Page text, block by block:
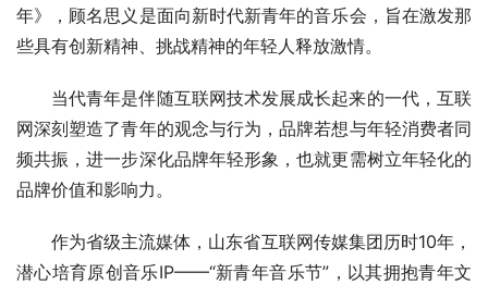
年》，顾名思义是面向新时代新青年的音乐会，旨在激发那
些具有创新精神、挑战精神的年轻人释放激情。
当代青年是伴随互联网技术发展成长起来的一代，互联
网深刻塑造了青年的观念与行为，品牌若想与年轻消费者同
频共振，进一步深化品牌年轻形象，也就更需树立年轻化的
品牌价值和影响力。
作为省级主流媒体，山东省互联网传媒集团历时10年，
潜心培育原创音乐IP——“新青年音乐节”，以其拥抱青年文